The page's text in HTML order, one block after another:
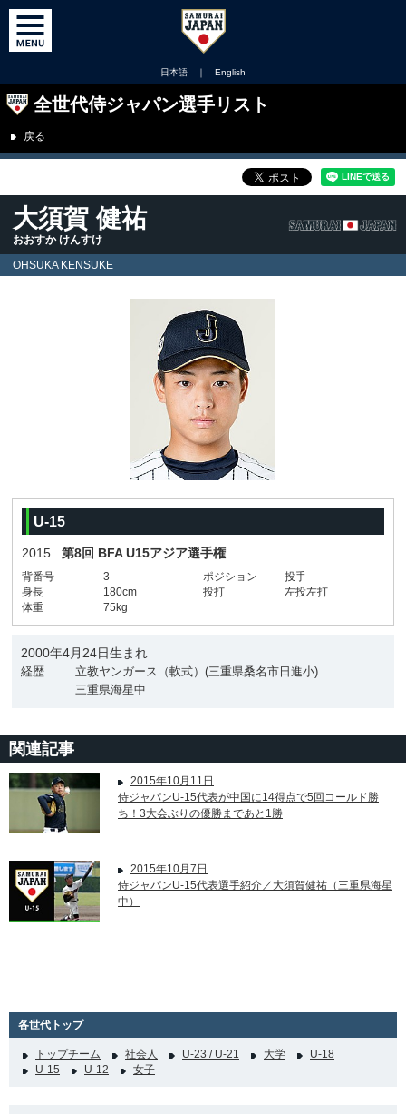
日本語 ｜ English
全世代侍ジャパン選手リスト
戻る
大須賀 健祐
おおすか けんすけ
OHSUKA KENSUKE
U-15
2015 第8回 BFA U15アジア選手権
背番号 3 ポジション
投手
身長
180cm 投打
左投左打
体重
75kg
2000年4月24日生まれ
経歴
立教ヤンガース（軟式）(三重県桑名市日進小)
三重県海星中
関連記事
2015年10月11日
侍ジャパンU-15代表が中国に14得点で5回コールド勝
ち！3大会ぶりの優勝まであと1勝
2015年10月7日
侍ジャパンU-15代表選手紹介／大須賀健祐（三重県海星
中）
各世代トップ
トップチーム 社会人 U-23 / U-21 大学
U-18
U-15
U-12 女子